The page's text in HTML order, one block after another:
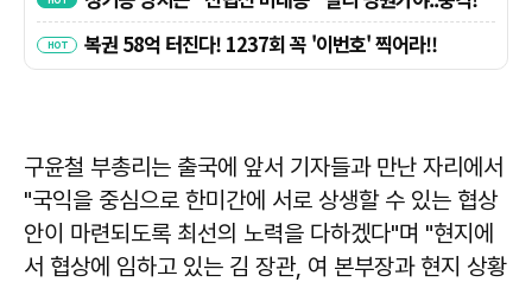
구윤철 부총리는 출국에 앞서 기자들과 만난 자리에서
"국익을 중심으로 한미간에 서로 상생할 수 있는 협상
안이 마련되도록 최선의 노력을 다하겠다"며 "현지에
서 협상에 임하고 있는 김 장관, 여 본부장과 현지 상황